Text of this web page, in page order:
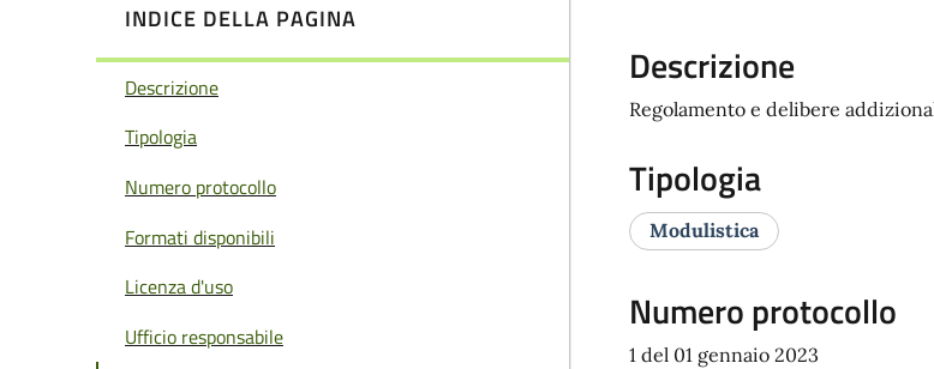
INDICE DELLA PAGINA
Descrizione
Tipologia
Numero protocollo
Formati disponibili
Licenza d'uso
Ufficio responsabile
Descrizione
Regolamento e delibere
Tipologia
Modulistica
Numero protocollo
1 del 01 gennaio 2023